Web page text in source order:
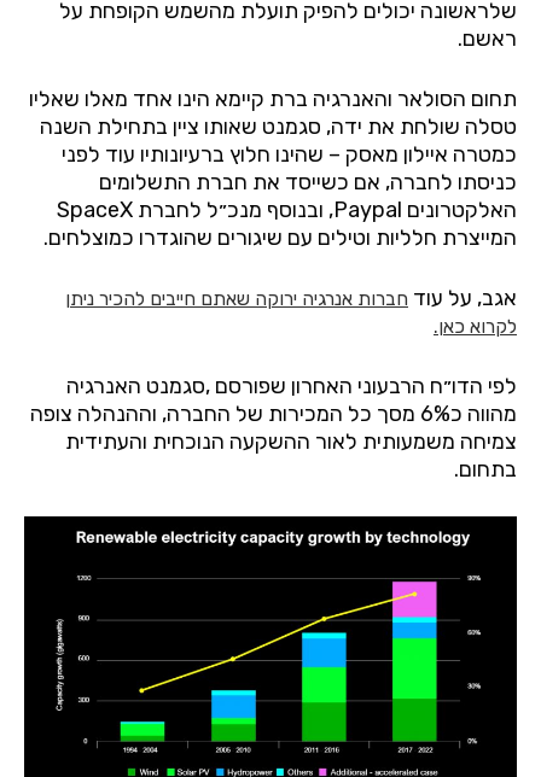
שלראשונה יכולים להפיק תועלת מהשמש הקופחת על
ראשם.
תחום הסולאר והאנרגיה ברת קיימא הינו אחד מאלו שאליו
טסלה שולחת את ידה, סגמנט שאותו ציין בתחילת השנה
כמטרה איילון מאסק – שהינו חלוץ ברעיונותיו עוד לפני
כניסתו לחברה, אם כשייסד את חברת התשלומים
האלקטרונים
ובנוסף מנכ״ל לחברת
המייצרת חלליות וטילים עם שיגורים שהוגדרו כמוצלחים.
אגב, על עוד חברות אנרגיה ירוקה שאתם חייבים להכיר ניתן
לקרוא כאן.
לפי הדו״ח הרבעוני האחרון שפורסם ,סגמנט האנרגיה
מהווה כ6% מסך כל המכירות של החברה, וההנהלה צופה
צמיחה משמעותית לאור ההשקעה הנוכחית והעתידית
בתחום.